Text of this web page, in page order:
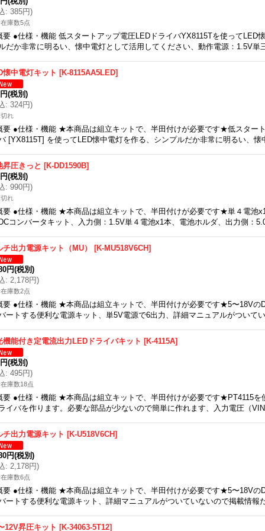
: 385円)
庫数5点
要 ●仕様・機能 低スタートアップ電圧LEDドライバYX8115Tを使ってLED
だか非常に明るい、懐中電灯として活用してください、動作電源：1.5V
懐中電灯キット [K-8115AA5LED]
(税別)
: 324円)
れ
要 ●仕様・機能 ★本商品は組立キットで、半田付けが必要です★低スター
[YX8115T] を使ってLED懐中電灯を作る、シンプルだか非常に明るい、
昇圧きっと [K-DD1590B]
(税別)
: 990円)
れ
要 ●仕様・機能 ★本商品は組立キットで、半田付けが必要です★単４電池
コンバータキット、入力側：1.5V単４電池x1本、電池ホルダ、出力側：
チ出力電源キット（MU） [K-MU518V6CH]
円(税別)
: 2,178円)
庫数2点
要 ●仕様・機能 ★本商品は組立キットで、半田付けが必要です★5〜18Vの
ートする便利な電源キット、単5V電源で6出力、詳細マニュアルがついて
機能付き定電流出力LEDドライバキット [K-4115A]
(税別)
: 495円)
庫数18点
要 ●仕様・機能 ★本商品は組立キットで、半田付けが必要です★PT4115を
イバを作ります。必要な部品が少ないので簡単に作れます、入力電圧（
チ出力電源キット [K-U518V6CH]
円(税別)
: 2,178円)
庫数6点
要 ●仕様・機能 ★本商品は組立キットで、半田付けが必要です★5〜18Vの
ートする便利な電源キット、詳細マニュアルがついていないので掲載情
12V昇圧キット [K-34063-5T12]